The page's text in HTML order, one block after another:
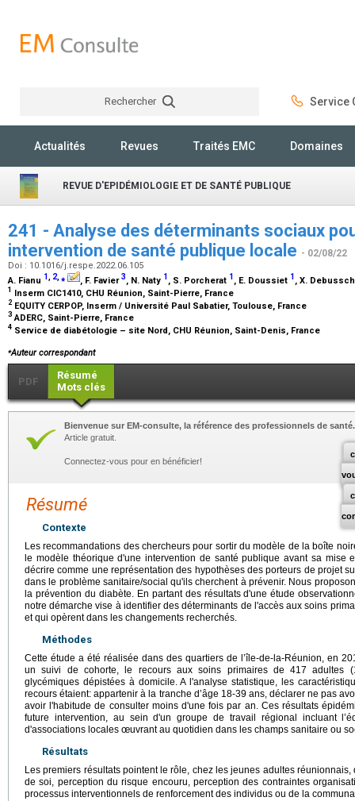
Rechercher Service
Actualités Revues Traités EMC Domaines
REVUE D'EPIDÉMIOLOGIE ET DE SANTÉ PUBLIQUE
241 - Analyse des déterminants sociaux
intervention de santé publique locale - 02/08/22
Doi : 10.1016/j.respe.2022.06.105
A. Fianu 1, 2,⁎ , F. Favier3, N. Naty 1 , S. Porcherat 1 , E. Doussiet 1 , X.
1 Inserm CIC1410, CHU Réunion, Saint-Pierre, France
2 EQUITY CERPOP, Inserm / Université Paul Sabatier, Toulouse, France
3 ADERC, Saint-Pierre, France
4 Service de diabétologie – site Nord, CHU Réunion, Saint-Denis, France
⁎Auteur correspondant
PDF
Résumé
Mots clés
Bienvenue sur EM-consulte, la référence des professionnels de santé.
Article gratuit.
Connectez-vous pour en bénéficier!
Résumé
Contexte
Les recommandations des chercheurs pour sortir du modèle de la boîte
le modèle théorique d'une intervention de santé publique avant sa
décrire comme une représentation des hypothèses des porteurs de projet
dans le problème sanitaire/social qu'ils cherchent à prévenir. Nous
la prévention du diabète. En partant des résultats d'une étude
notre démarche vise à identifier des déterminants de l'accès aux soins
et qui opèrent dans les changements recherchés.
Méthodes
Cette étude a été réalisée dans des quartiers de l’île-de-la-Réunion, en
un suivi de cohorte, le recours aux soins primaires de 417 adultes
glycémiques dépistées à domicile. A l'analyse statistique, les
recours étaient: appartenir à la tranche d’âge 18-39 ans, déclarer ne pas
avoir l'habitude de consulter moins d'une fois par an. Ces résultats
future intervention, au sein d'un groupe de travail régional incluant
d'associations locales œuvrant au quotidien dans les champs sanitaire ou
Résultats
Les premiers résultats pointent le rôle, chez les jeunes adultes
de soi, perception du risque encouru, perception des contraintes
processus interventionnels de renforcement des individus ou de la